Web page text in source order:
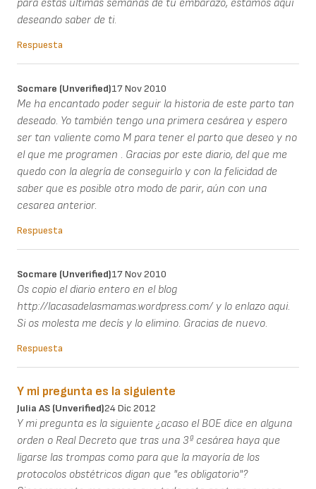
para estas últimas semanas de tu embarazo, estamos aqui
deseando saber de ti.
Respuesta
Socmare (unverified)17 Nov 2010
Me ha encantado poder seguir la historia de este parto tan
deseado. Yo también tengo una primera cesárea y espero
ser tan valiente como M para tener el parto que deseo y no
el que me programen . Gracias por este diario, del que me
quedo con la alegría de conseguirlo y con la felicidad de
saber que es posible otro modo de parir, aún con una
cesarea anterior.
Respuesta
Socmare (unverified)17 Nov 2010
Os copio el diario entero en el blog
http://lacasadelasmamas.wordpress.com/ y lo enlazo aqui.
Si os molesta me decís y lo elimino. Gracias de nuevo.
Respuesta
Y mi pregunta es la siguiente
Julia AS (unverified)24 Dic 2012
Y mi pregunta es la siguiente ¿acaso el BOE dice en alguna
orden o Real Decreto que tras una 3ª cesárea haya que
ligarse las trompas como para que la mayoría de los
protocolos obstétricos digan que "es obligatorio"?